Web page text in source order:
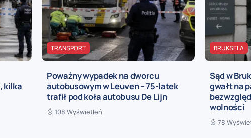
kilka
TRANSPORT
Poważny wypadek na dworcu
autobusowym w Leuven – 75-latek
trafił pod koła autobusu De Lijn
108 Wyświetleń
BRUKSELA
Sąd w
gwałt na
wolności
78